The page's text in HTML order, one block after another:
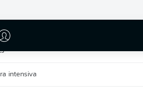
intensiva